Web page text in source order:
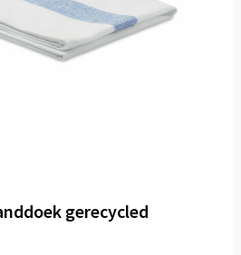
gerecycled